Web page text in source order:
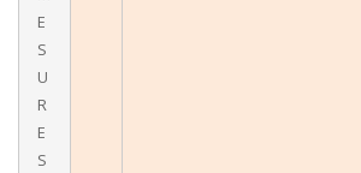
E
S
U
R
E
S